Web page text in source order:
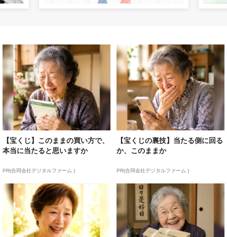
【宝くじ】このままの買い方で、
本当に当たると思いますか
PR(合同会社デジタルファーム )
【宝くじの裏技】当たる側に回る
か、このままか
PR(合同会社デジタルファーム )